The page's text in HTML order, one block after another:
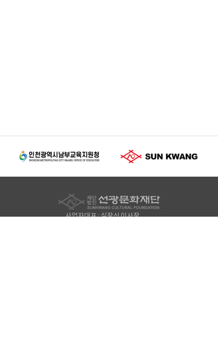
사업자대표 : 심장식 이사장